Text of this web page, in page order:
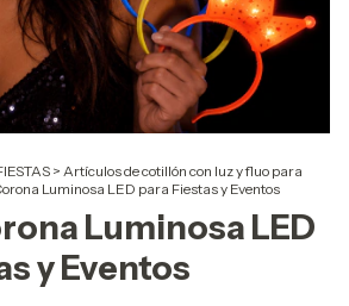
> Artículos de cotillón con luz y fluo para
Luminosa LED para Fiestas y Eventos
Luminosa LED
y Eventos